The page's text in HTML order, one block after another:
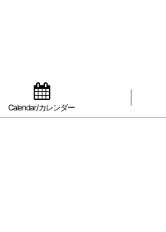
Calendar/カレンダー